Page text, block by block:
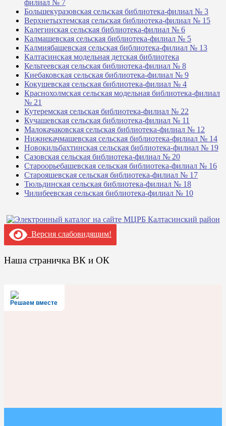
филиал № 7
Большекуразовская сельская библиотека-филиал № 3
Верхнетыхтемская сельская библиотека-филиал № 15
Калегинская сельская библиотека-филиал № 6
Калмашевская сельская библиотека-филиал № 5
Калмиябашевская сельская библиотека-филиал № 13
Калтасинская модельная детская библиотека
Кельтеевская сельская библиотека-филиал № 8
Киебаковская сельская библиотека-филиал № 9
Кокушевская сельская библиотека-филиал № 4
Краснохолмская сельская модельная библиотека-филиал
№ 21
Кутеремская сельская библиотека-филиал № 22
Кучашевская сельская библиотека-филиал № 11
Малокачаковская сельская библиотека-филиал № 12
Нижнекачмашевская сельская библиотека-филиал № 14
Новокильбахтинская сельская библиотека-филиал № 19
Сазовская сельская библиотека-филиал № 20
Староорьебашевская сельская библиотека-филиал № 16
Старояшевская сельская библиотека-филиал № 17
Тюльдинская сельская библиотека-филиал № 18
Чилибеевская сельская библиотека-филиал № 10
Версия слабовидящим!
Наша страничка ВК и ОК
Решаем вместе